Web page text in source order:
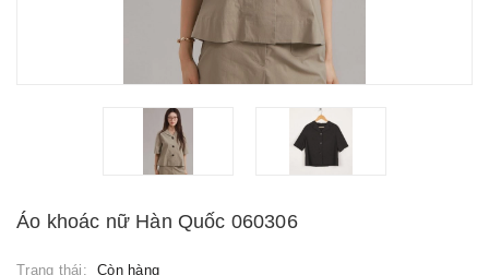
Áo khoác nữ Hàn Quốc 060306
Trạng thái: Còn hàng